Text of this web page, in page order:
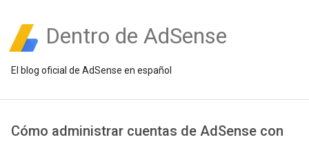
Dentro de AdSense
El blog oficial de AdSense en español
Cómo administrar cuentas de AdSense con